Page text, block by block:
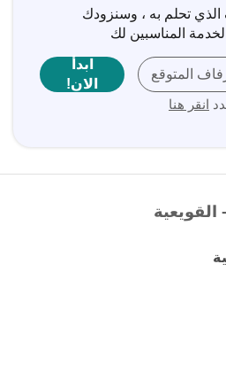
الذي تحلم به ، وسنزودك
المناسبين لك
المتوقع
انقر هنا
ابدأ
الان!